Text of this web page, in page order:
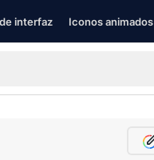
interfaz Iconos animados